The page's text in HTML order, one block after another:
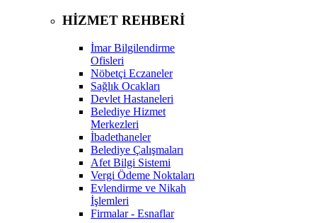
HİZMET REHBERİ
İmar Bilgilendirme
Ofisleri
Nöbetçi Eczaneler
Sağlık Ocakları
Devlet Hastaneleri
Belediye Hizmet
Merkezleri
İbadethaneler
Belediye Çalışmaları
Afet Bilgi Sistemi
Vergi Ödeme Noktaları
Evlendirme ve Nikah
İşlemleri
Firmalar - Esnaflar